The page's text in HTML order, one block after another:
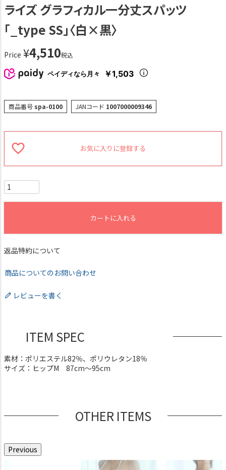
ライズ グラフィカル一分丈スパッツ
「_type SS」〈白×黒〉
Price ¥4,510税込
ペイディなら月々 ￥1,503
商品番号 spa-0100 JANコード 1007000009346
お気に入りに登録する
カートに入れる
返品特約について
商品についてのお問い合わせ
レビューを書く
ITEM SPEC
素材：ポリエステル82％、ポリウレタン18％
サイズ：ヒップM 87cm～95cm
OTHER ITEMS
Previous